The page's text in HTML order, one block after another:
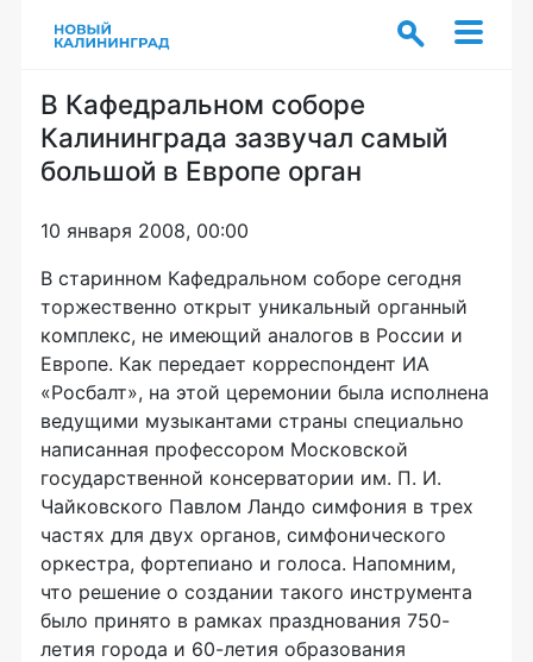
В Кафедральном соборе
Калининграда зазвучал самый
большой в Европе орган
10 января 2008, 00:00
В старинном Кафедральном соборе сегодня
торжественно открыт уникальный органный
комплекс, не имеющий аналогов в России и
Европе. Как передает корреспондент ИА
«Росбалт», на этой церемонии была исполнена
ведущими музыкантами страны специально
написанная профессором Московской
государственной консерватории им. П. И.
Чайковского Павлом Ландо симфония в трех
частях для двух органов, симфонического
оркестра, фортепиано и голоса. Напомним,
что решение о создании такого инструмента
было принято в рамках празднования 750-
летия города и 60-летия образования